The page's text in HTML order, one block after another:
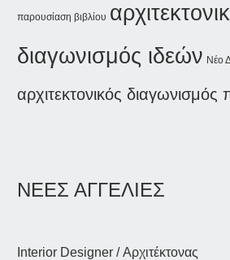
παρουσίαση βιβλίου
διαγωνισμός ιδεών Νέο
αρχιτεκτονικός
ΝΕΕΣ ΑΓΓΕΛΙΕΣ
Interior Designer / Αρχιτέκτονας